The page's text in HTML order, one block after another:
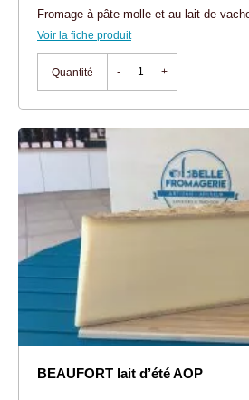
Fromage à pâte molle et au lait de
Voir la fiche produit
Quantité - +
BEAUFORT lait d’été AOP